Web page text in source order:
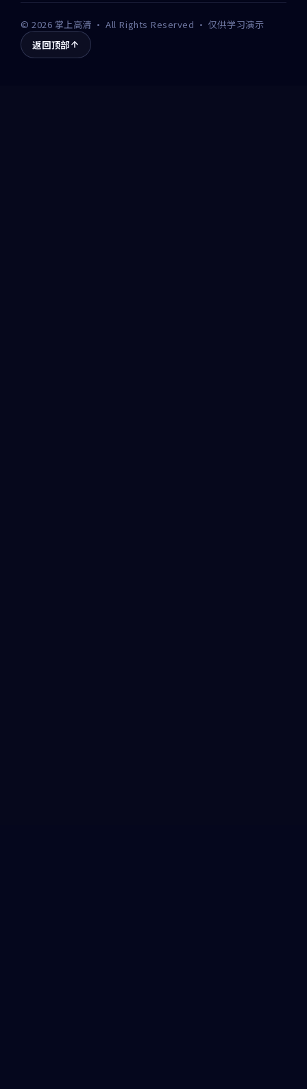
©2026 掌上高清 · All Rights Reserved · 仅供学习演示
返回顶部